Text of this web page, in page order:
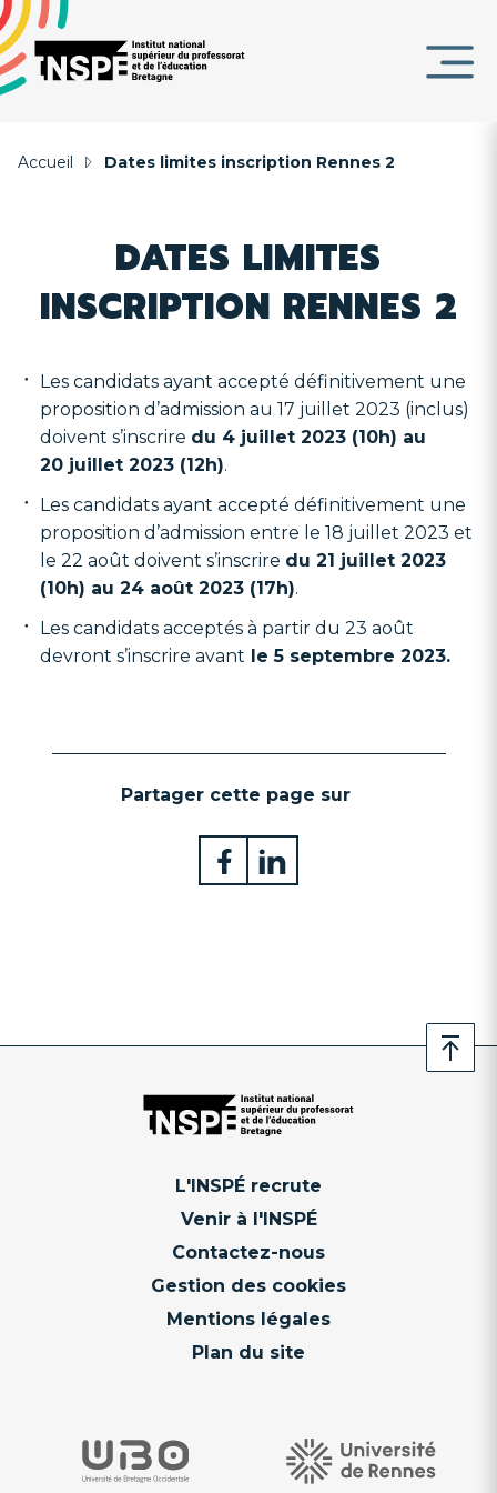
au
contenu
principal
d'Ariane
Accueil Dates limites inscription Rennes 2
DATES LIMITES
INSCRIPTION RENNES 2
Les candidats ayant accepté définitivement une
proposition d’admission au 17 juillet 2023 (inclus)
doivent s’inscrire du 4 juillet 2023 (10h) au
20 juillet 2023 (12h).
Les candidats ayant accepté définitivement une
proposition d’admission entre le 18 juillet 2023 et
le 22 août doivent s’inscrire du 21 juillet 2023
(10h) au 24 août 2023 (17h).
Les candidats acceptés à partir du 23 août
devront s’inscrire avant le 5 septembre 2023.
Partager cette page sur
DE
L'INSPÉ recrute
Venir à l'INSPÉ
Contactez-nous
Gestion des cookies
Mentions légales
Plan du site
Panneau de gestion des cookies